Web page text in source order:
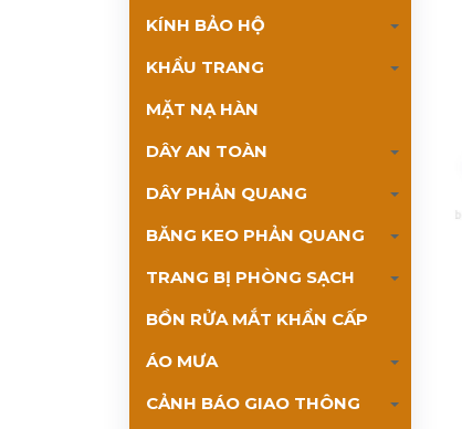
KÍNH BẢO HỘ
KHẨU TRANG
MẶT NẠ HÀN
DÂY AN TOÀN
DÂY PHẢN QUANG
BĂNG KEO PHẢN QUANG
TRANG BỊ PHÒNG SẠCH
BỒN RỬA MẮT KHẨN CẤP
ÁO MƯA
CẢNH BÁO GIAO THÔNG